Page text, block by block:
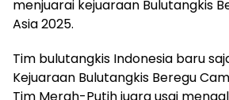
menjuarai kejuaraan Bulutangkis
Asia 2025.
Tim bulutangkis Indonesia baru
Kejuaraan Bulutangkis Beregu